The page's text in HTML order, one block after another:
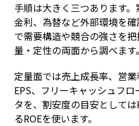
手順は大きく三つあります。
金利、為替など外部環境を
で需要構造や競合の強さを
量・定性の両面から調べます。
定量面では売上成長率、営業
EPS、フリーキャッシュフ
タを、割安度の目安として
るROEを使います。